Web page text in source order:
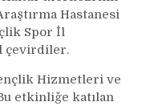
Hastanesi
Spor İl
çevirdiler.
Hizmetleri ve
etkinliğe katılan